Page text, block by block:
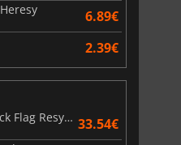
6.89€
2.39€
Assassin's Creed Black Flag Resynced 33.54€